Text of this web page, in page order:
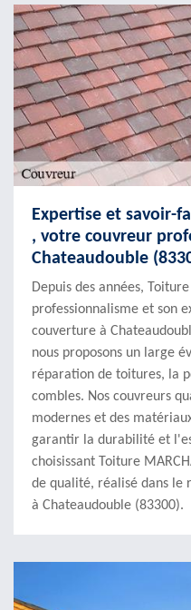
Expertise et savoir-
, votre couvreur
Chateaudouble
Depuis des années,
professionnalisme et son
couverture à
nous proposons un large
réparation de toitures, la
combles. Nos couvreurs
modernes et des
garantir la durabilité et
choisissant Toiture
de qualité, réalisé dans le
à Chateaudouble (83300).